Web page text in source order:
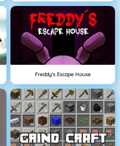
Freddy's Escape House